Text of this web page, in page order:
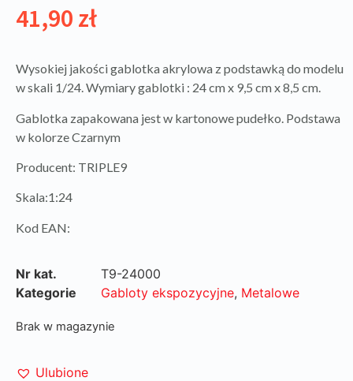
41,90 zł
Wysokiej jakości gablotka akrylowa z podstawką do modelu
w skali 1/24. Wymiary gablotki : 24 cm x 9,5 cm x 8,5 cm.
Gablotka zapakowana jest w kartonowe pudełko. Podstawa
w kolorze Czarnym
Producent: TRIPLE9
Skala:1:24
Kod EAN:
Nr kat.
T9-24000
Kategorie
Gabloty ekspozycyjne, Metalowe
Brak w magazynie
Ulubione